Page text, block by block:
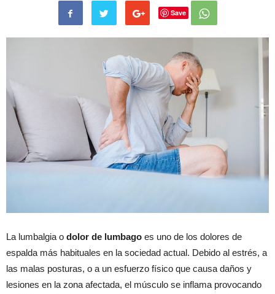
Save
La lumbalgia o dolor de lumbago es uno de los dolores de
espalda más habituales en la sociedad actual. Debido al estrés, a
las malas posturas, o a un esfuerzo físico que causa daños y
lesiones en la zona afectada, el músculo se inflama provocando